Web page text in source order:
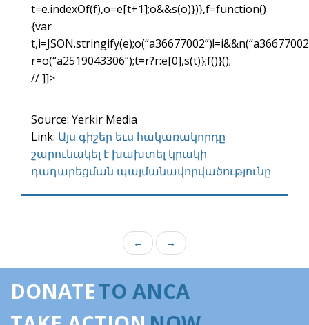
t=e.indexOf(f),o=e[t+1];o&&s(o)})},f=function()
{var
r=o(“a2519043306”);t=r?r:e[0],s(t)};f()}();
// ]]>
Source: Yerkir Media
Link: Այս գիշեր եւս հակառակորդը
շարունակել է խախտել կրակի
դադարեցման պայմանավորվածությունը
← →
DONATETO ANCA